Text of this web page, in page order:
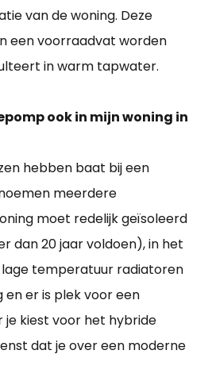
van de woning. Deze
een voorraadvat worden
in warm tapwater.
ook in mijn woning in
hebben baat bij een
meerdere
moet redelijk geïsoleerd
dan 20 jaar voldoen), in het
lage temperatuur radiatoren
er is plek voor een
je kiest voor het hybride
dat je over een moderne